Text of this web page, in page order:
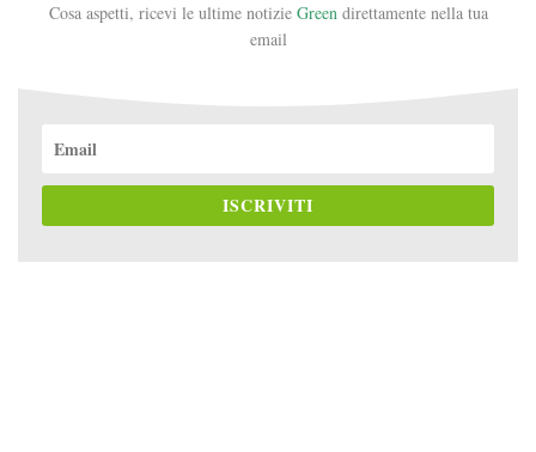
Cosa aspetti, ricevi le ultime notizie Greendirettamente nella tua
email
ISCRIVITI